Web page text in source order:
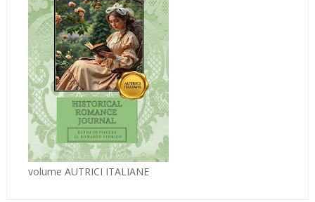
volume AUTRICI ITALIANE